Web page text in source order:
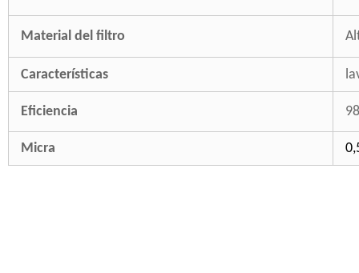
Material del filtro
Características
Eficiencia
Micra